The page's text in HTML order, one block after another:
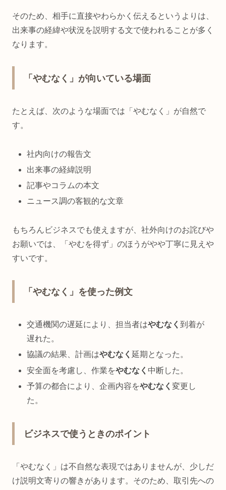
そのため、相手に直接やわらかく伝えるというよりは、
出来事の経緯や状況を説明する文で使われることが多く
なります。
「やむなく」が向いている場面
たとえば、次のような場面では「やむなく」が自然で
す。
社内向けの報告文
出来事の経緯説明
記事やコラムの本文
ニュース調の客観的な文章
もちろんビジネスでも使えますが、社外向けのお詫びや
お願いでは、「やむを得ず」のほうがやや丁寧に見えや
すいです。
「やむなく」を使った例文
交通機関の遅延により、担当者はやむなく到着が
遅れた。
協議の結果、計画はやむなく 延期となった。
安全面を考慮し、作業をやむなく 中断した。
予算の都合により、企画内容をやむなく変更し
た。
ビジネスで使うときのポイント
「やむなく」は不自然な表現ではありませんが、少しだ
け説明文寄りの響きがあります。そのため、取引先への